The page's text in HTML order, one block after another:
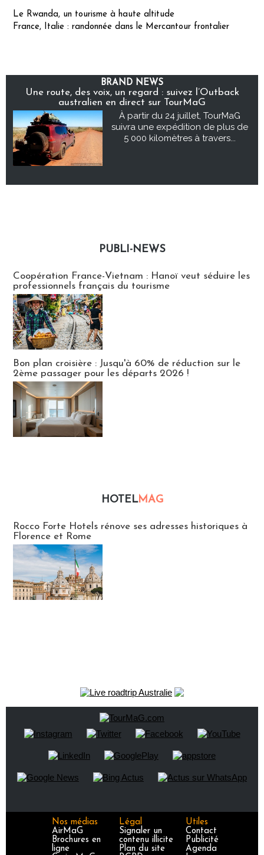
Le Rwanda, un tourisme à haute altitude
France, Italie : randonnée dans le Mercantour frontalier
BRAND NEWS
Une route, des voix, un regard : suivez l’Outback
australien en direct sur TourMaG
À partir du 24 juillet, TourMaG
suivra une expédition de plus de
5 000 kilomètres à travers...
PUBLI-NEWS
Coopération France-Vietnam : Hanoï veut séduire les
professionnels français du tourisme
Bon plan croisière : Jusqu'à 60% de réduction sur le
2ème passager pour les départs 2026 !
HOTELMAG
Rocco Forte Hotels rénove ses adresses historiques à
Florence et Rome
Nos médias
AirMaG
Brochures en
ligne
Légal
Signaler un
contenu illicite
Plan du site
Utiles
Contact
Publicité
Agenda